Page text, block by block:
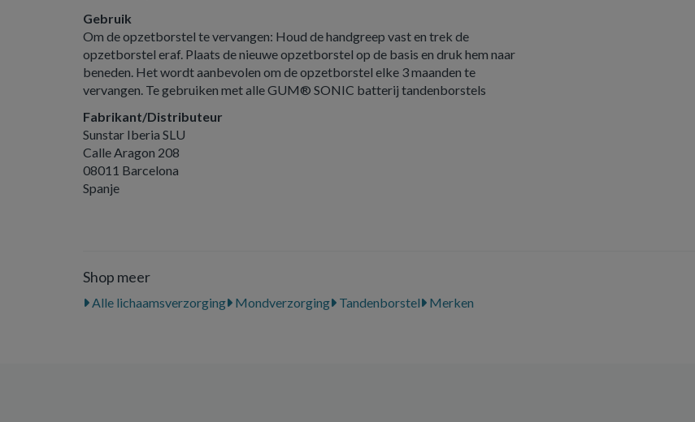
Gebruik
Om de opzetborstel te vervangen: Houd de handgreep vast en trek de
opzetborstel eraf. Plaats de nieuwe opzetborstel op de basis en druk hem naar
beneden. Het wordt aanbevolen om de opzetborstel elke 3 maanden te
vervangen. Te gebruiken met alle GUM® SONIC batterij tandenborstels
Fabrikant/Distributeur
Sunstar Iberia SLU
Calle Aragon 208
08011 Barcelona
Spanje
Shop meer
Alle lichaamsverzorging Mondverzorging Tandenborstel Merken